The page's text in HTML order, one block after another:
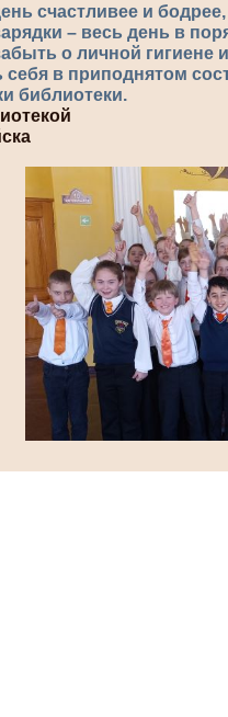
счастливее и
– весь день в
о личной
себя в приподнятом
библиотеки.